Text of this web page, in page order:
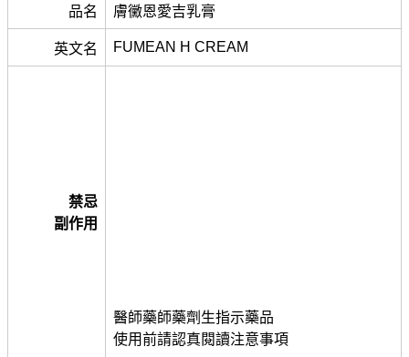
品名 膚黴恩愛吉乳膏
英文名 FUMEAN H CREAM
禁忌
副作用
醫師藥師藥劑生指示藥品
使用前請認真閱讀注意事項